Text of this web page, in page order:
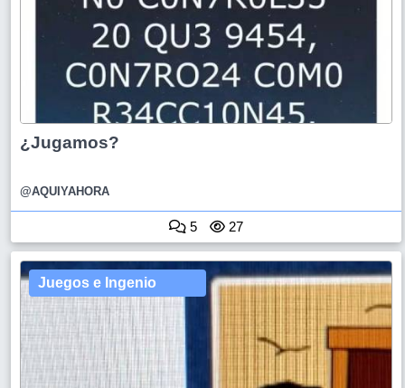
¿Jugamos?
@AQUIYAHORA
5 27
Juegos e Ingenio